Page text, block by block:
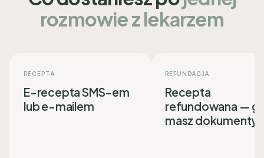
rozmowie z lekarzem
RECEPTA
E-recepta SMS-em
lub e-mailem
REFUNDACJA
Recepta
refundowana —
masz dokumenty